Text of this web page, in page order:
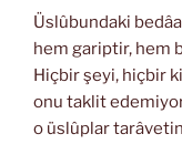
Üslûbundaki
hem gariptir, hem
Hiçbir şeyi, hiçbir
onu taklit
o üslûplar